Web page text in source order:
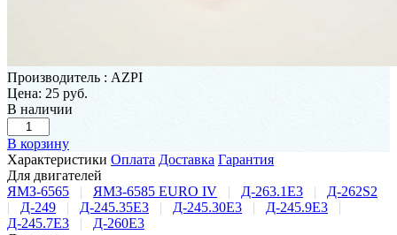
Производитель : AZPI
Цена: 25 руб.
В наличии
В корзину
Характеристики Оплата Доставка Гарантия
Для двигателей
ЯМЗ-6565
| ЯМЗ-6585 EURO IV | Д-263.1Е3 |
Д-262S2
|
Д-249 | Д-245.35Е3 | Д-245.30Е3 | Д-245.9Е3
|
Д-245.7Е3
|
Д-260Е3